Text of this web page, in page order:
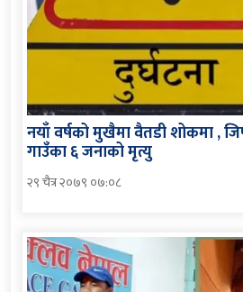
नयाँ वर्षको मुखैमा वैतडी शोकमा ,
गाउँका ६ जनाको मृत्यु
२९ चैत्र २०७९ ०७:०८